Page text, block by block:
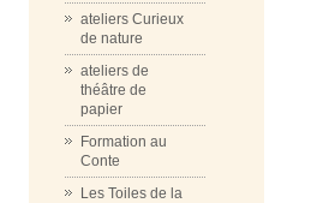
ateliers Curieux
de nature
ateliers de
théâtre de
papier
Formation au
Conte
Les Toiles de la